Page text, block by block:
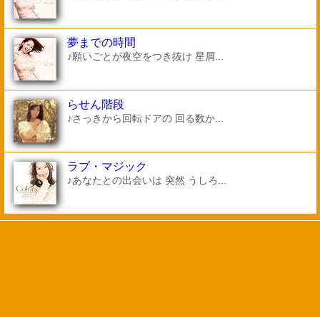
夢までの時間
♪願いごとが夜空をつき抜け 星屑...
らせん階段
♪さっきから回転ドアの 回る数か...
ラブ・マジック
♪あなたとの出会いは 突然 うしろ...